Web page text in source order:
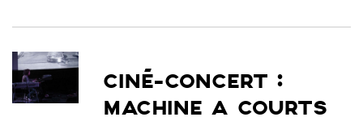
CINÉ-CONCERT :
MACHINE A COURTS